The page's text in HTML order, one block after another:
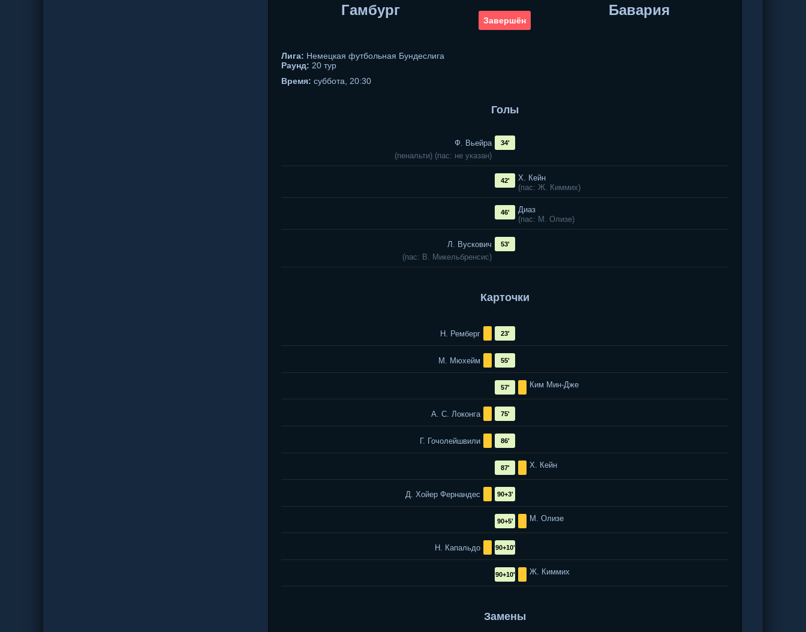
Гамбург
Завершён
Бавария
Лига: Немецкая футбольная Бундеслига
Раунд: 20 тур
Время: суббота, 20:30
Голы
Ф. Вьейра
(пенальти) (пас: не указан)
34'
Х. Кейн
(пас: Ж. Киммих)
42'
Диаз
(пас: М. Олизе)
46'
Л. Вускович
(пас: В. Микельбренсис)
53'
Карточки
Н. Ремберг 23'
М. Мюхейм 55'
Ким Мин-Дже
57'
А. С. Локонга 75'
Г. Гочолейшвили 86'
Х. Кейн
87'
Д. Хойер Фернандес 90+3'
М. Олизе
90+5'
Н. Капальдо 90+10'
Ж. Киммих
90+10'
Замены